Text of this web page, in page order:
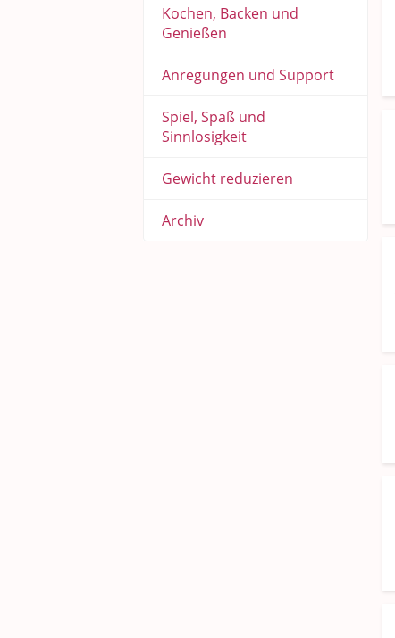
Kochen, Backen und
Genießen
Anregungen und Support
Spiel, Spaß und
Sinnlosigkeit
Gewicht reduzieren
Archiv